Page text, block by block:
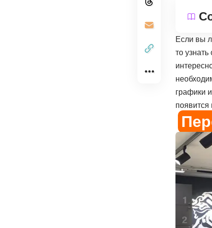
Если вы
то
графики